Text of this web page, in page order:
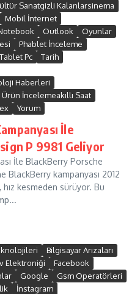
Sanatgizli Kalanlarsinema
Mobil İnternet
Outlook
Oyunlar
Phablet İnceleme
Tablet Pc
Tarih
Haberleri
Ürün İncelemeakıllı Saat
Yorum
İle
P 9981 Geliyor
İle BlackBerry Porsche
BlackBerry kampanyası 2012
hız kesmeden sürüyor. Bu
Bilgisayar Arızaları
Elektroniği
Facebook
Google
Gsm Operatörleri
İnstagram